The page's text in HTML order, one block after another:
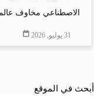
الاصطناعي مخاوف
31 يوليو, 2026
أبحث في الموقع